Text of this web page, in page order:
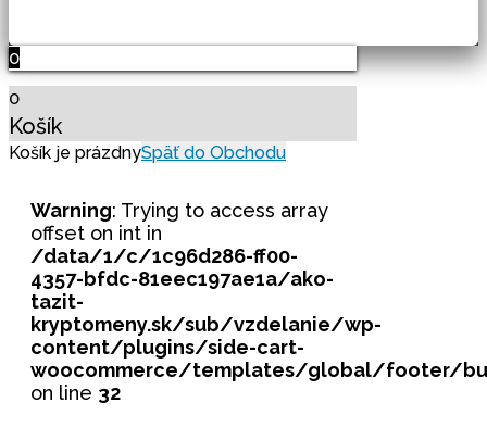
0
0
Košík
Košík je prázdnySpäť do Obchodu
Warning: Trying to access array
offset on int in
/data/1/c/1c96d286-ff00-
4357-bfdc-81eec197ae1a/ako-
tazit-
kryptomeny.sk/sub/vzdelanie/wp-
content/plugins/side-cart-
woocommerce/templates/global/footer/
on line 32